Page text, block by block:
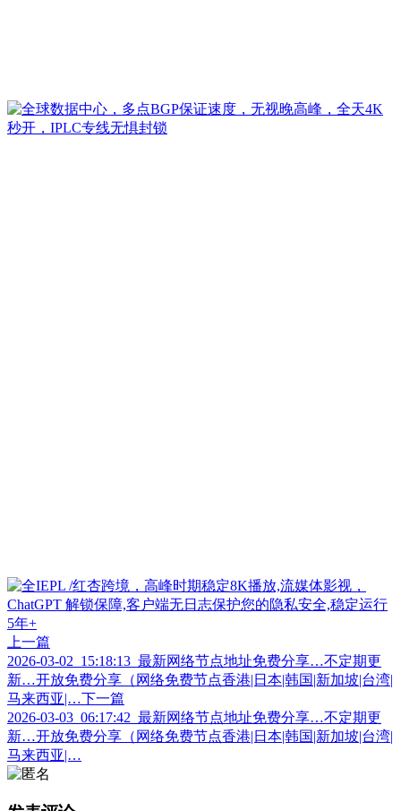
上一篇
2026-03-02_15:18:13_最新网络节点地址免费分享…不定期更
新…开放免费分享（网络免费节点香港|日本|韩国|新加坡|台湾|
马来西亚|… 下一篇
2026-03-03_06:17:42_最新网络节点地址免费分享…不定期更
新…开放免费分享（网络免费节点香港|日本|韩国|新加坡|台湾|
马来西亚|…